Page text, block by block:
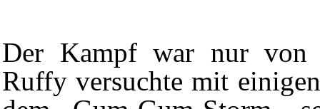
Der Kampf war nur von
Ruffy versuchte mit